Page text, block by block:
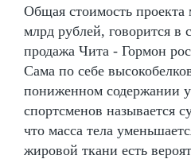
Общая стоимость проекта
млрд рублей, говорится в
продажа Чита - Гормон
Сама по себе
пониженном содержании
спортсменов называется
что масса тела
жировой ткани есть